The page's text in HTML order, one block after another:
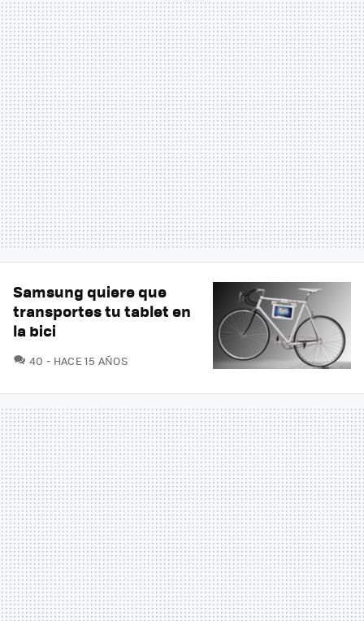
Samsung quiere que
transportes tu tablet en
la bici
40 COMENTARIOS
HACE 15 AÑOS